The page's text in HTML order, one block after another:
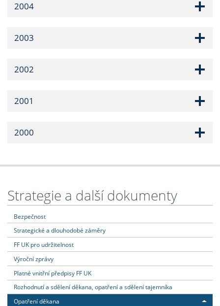
2004
2003
2002
2001
2000
Strategie a další dokumenty
Bezpečnost
Strategické a dlouhodobé záměry
FF UK pro udržitelnost
Výroční zprávy
Platné vnitřní předpisy FF UK
Rozhodnutí a sdělení děkana, opatření a sdělení tajemníka
Opatření děkana